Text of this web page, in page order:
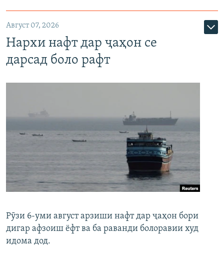
Август 07, 2026
Нархи нафт дар ҷаҳон се
дарсад боло рафт
Рӯзи 6-уми август арзиши нафт дар ҷаҳон бори
дигар афзоиш ёфт ва ба раванди болоравии худ
идома дод.